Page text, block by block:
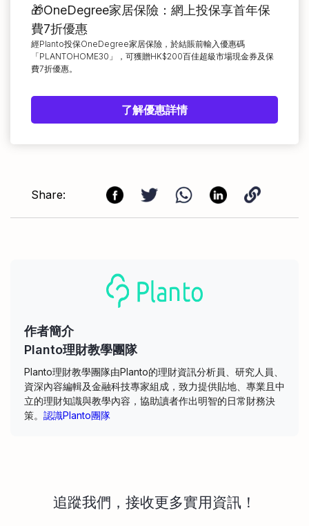
🎁OneDegree家居保險：網上投保享首年保
費7折優惠
經Planto投保OneDegree家居保險，於結賬前輸入優惠碼
「PLANTOHOME30」，可獲贈HK$200百佳超級市場現金券及保
費7折優惠。
了解優惠詳情
Share:
作者簡介
Planto理財教學團隊
Planto理財教學團隊由Planto的理財資訊分析員、研究人員、
資深內容編輯及金融科技專家組成，致力提供貼地、專業且中
立的理財知識與教學內容，協助讀者作出明智的日常財務決
策。 認識Planto團隊
追蹤我們，接收更多實用資訊！